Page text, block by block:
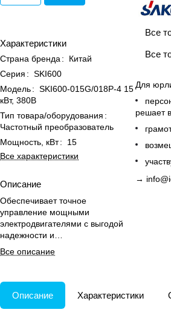
Характеристики
Страна бренда :
Китай
Серия : SKI600
Модель: SKI600-015G/018P-4 15
кВт, 380В
Тип товара/оборудования :
Частотный преобразователь
Мощность, кВт:
15
Все характеристики
Описание
Обеспечивает точное
управление мощными
электродвигателями с выгодой
надежности и
энергоэффективности в
промышленной автоматике.
Все описание
Все
Все
Для
решает
→
Описание Характеристики